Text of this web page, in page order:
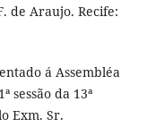
de Araujo. Recife:
á Assembléa
sessão da 13ª
Exm. Sr.